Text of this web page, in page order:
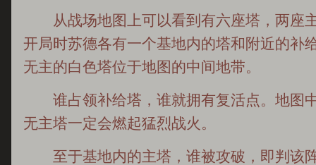
从战场地图上可以看到有六座塔，两座
开局时苏德各有一个基地内的塔和附近的补
无主的白色塔位于地图的中间地带。
谁占领补给塔，谁就拥有复活点。地图
无主塔一定会燃起猛烈战火。
至于基地内的主塔，谁被攻破，即判该